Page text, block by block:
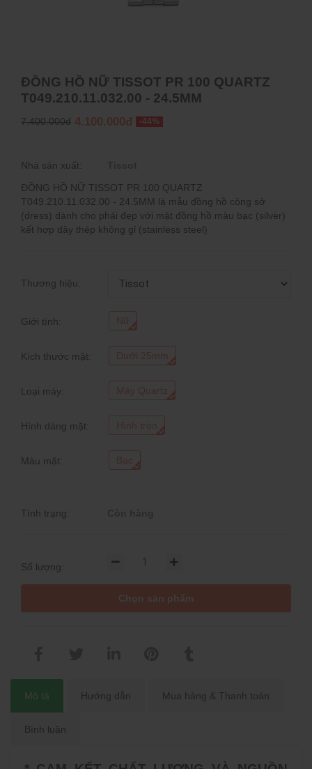
ĐỒNG HỒ NỮ TISSOT PR 100 QUARTZ
T049.210.11.032.00 - 24.5MM
7.400.000đ 4.100.000đ -44%
Nhà sản xuất:
ĐỒNG HỒ NỮ TISSOT PR 100 QUARTZ
T049.210.11.032.00 - 24.5MM là mẫu đồng hồ công sở
(dress) dành cho phái đẹp với mặt đồng hồ màu bạc (silver)
kết hợp dây thép không gỉ (stainless steel)
Thương hiệu:
Giới tính: Nữ
Kích thước mặt: Dưới 25mm
Loại máy: Máy Quartz
Hình dáng mặt: Hình tròn
Màu mặt: Bạc
Tình trạng:
Số lượng:
Chọn sản phẩm
Mô tả Hướng dẫn Mua hàng & Thanh toán
Bình luận